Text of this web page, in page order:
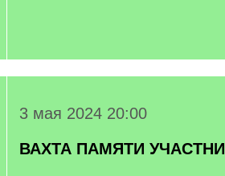
3 мая 2024 20:00
ВАХТА ПАМЯТИ